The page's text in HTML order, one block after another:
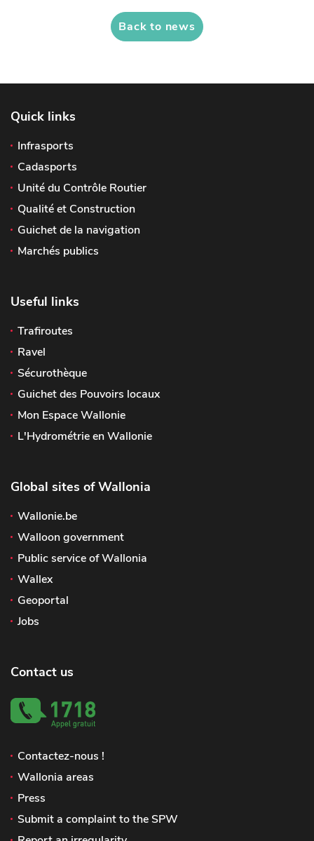
Back to news
Quick links
Infrasports
Cadasports
Unité du Contrôle Routier
Qualité et Construction
Guichet de la navigation
Marchés publics
Useful links
Trafiroutes
Ravel
Sécurothèque
Guichet des Pouvoirs locaux
Mon Espace Wallonie
L'Hydrométrie en Wallonie
Global sites of Wallonia
Wallonie.be
Walloon government
Public service of Wallonia
Wallex
Geoportal
Jobs
Contact us
Contactez-nous !
Wallonia areas
Press
Submit a complaint to the SPW